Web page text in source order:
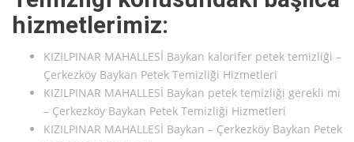
hizmetlerimiz:
KIZILPINAR MAHALLESİ Baykan kalorifer petek temizliği –
Çerkezköy Baykan Petek Temizliği Hizmetleri
KIZILPINAR MAHALLESİ Baykan petek temizliği gerekli mi
– Çerkezköy Baykan Petek Temizliği Hizmetleri
KIZILPINAR MAHALLESİ Baykan – Çerkezköy Baykan Petek